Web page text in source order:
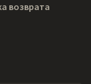
возврата